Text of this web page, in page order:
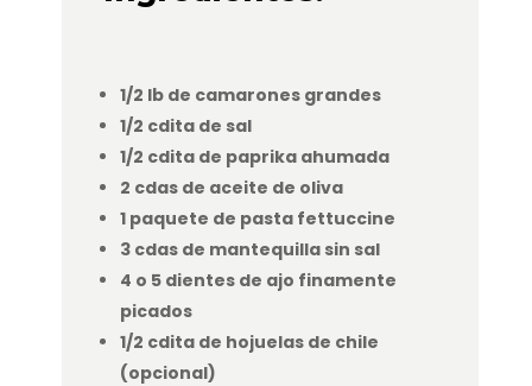
1/2 lb de camarones grandes
1/2 cdita de sal
1/2 cdita de paprika ahumada
2 cdas de aceite de oliva
1 paquete de pasta fettuccine
3 cdas de mantequilla sin sal
4 o 5 dientes de ajo finamente
picados
1/2 cdita de hojuelas de chile
(opcional)